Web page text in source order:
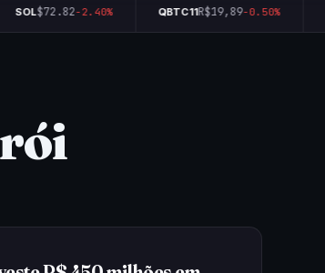
SOL$72.82-2.40% QBTC11R$19,89-0.50%